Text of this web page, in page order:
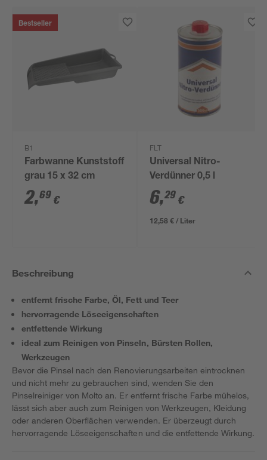
Bestseller
B1
Farbwanne Kunststoff
grau 15 x 32 cm
2,69 €
FLT
Universal Nitro-
Verdünner 0,5 l
6,29 €
12,58 € / Liter
Beschreibung
entfernt frische Farbe, Öl, Fett und Teer
hervorragende Löseeigenschaften
entfettende Wirkung
ideal zum Reinigen von Pinseln, Bürsten Rollen,
Werkzeugen
Bevor die Pinsel nach den Renovierungsarbeiten eintrocknen
und nicht mehr zu gebrauchen sind, wenden Sie den
Pinselreiniger von Molto an. Er entfernt frische Farbe mühelos,
lässt sich aber auch zum Reinigen von Werkzeugen, Kleidung
oder anderen Oberflächen verwenden. Er überzeugt durch
hervorragende Löseeigenschaften und die entfettende Wirkung.